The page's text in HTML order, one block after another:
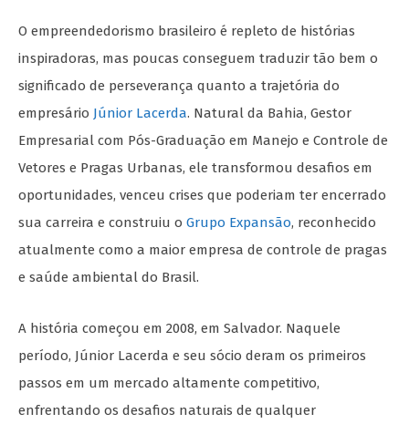
O empreendedorismo brasileiro é repleto de histórias
inspiradoras, mas poucas conseguem traduzir tão bem o
significado de perseverança quanto a trajetória do
empresário Júnior Lacerda. Natural da Bahia, Gestor
Empresarial com Pós-Graduação em Manejo e Controle de
Vetores e Pragas Urbanas, ele transformou desafios em
oportunidades, venceu crises que poderiam ter encerrado
sua carreira e construiu o Grupo Expansão, reconhecido
atualmente como a maior empresa de controle de pragas
e saúde ambiental do Brasil.
A história começou em 2008, em Salvador. Naquele
período, Júnior Lacerda e seu sócio deram os primeiros
passos em um mercado altamente competitivo,
enfrentando os desafios naturais de qualquer